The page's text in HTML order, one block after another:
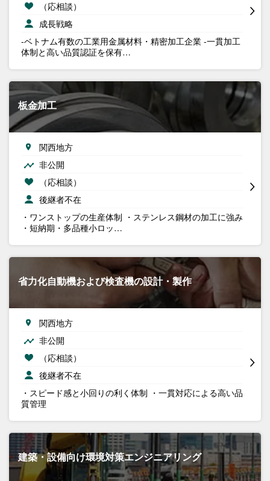
（応相談）
成長戦略
-ベトナム有数の工業用金属材料・精密加工企業 -一貫加工
体制と高い品質認証を保有…
板金加工
関西地方
非公開
（応相談）
後継者不在
・ワンストップの生産体制 ・ステンレス鋼材の加工に強み
・短納期・多品種小ロッ…
省力化自動機および検査機の設計・製作
関西地方
非公開
（応相談）
後継者不在
・スピード感と小回りの利く体制 ・一貫対応による高い品
質管理
建築・設備向け環境対策エンジニアリング